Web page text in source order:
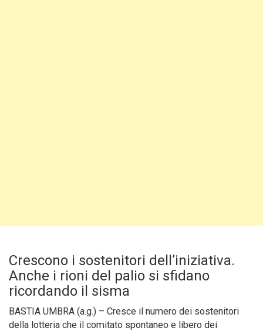
Crescono i sostenitori dell’iniziativa.
Anche i rioni del palio si sfidano
ricordando il sisma
BASTIA UMBRA (a.g.) – Cresce il numero dei sostenitori
della lotteria che il comitato spontaneo e libero dei